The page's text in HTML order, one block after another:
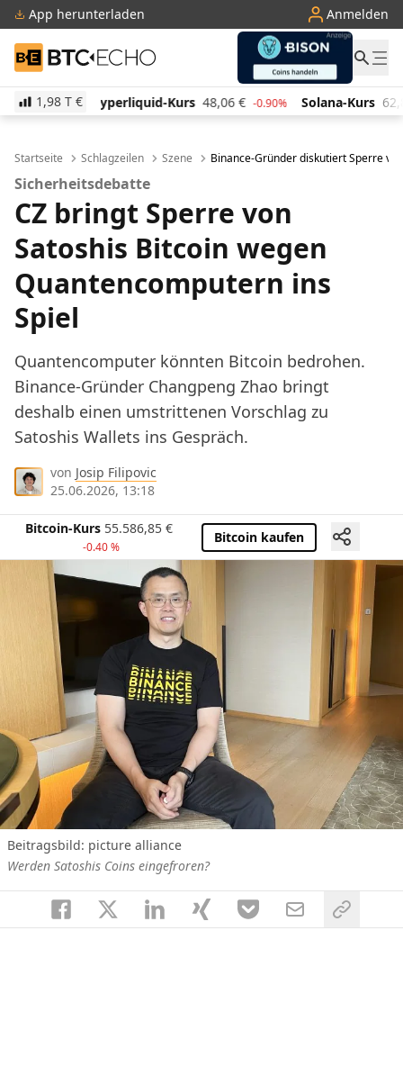
App herunterladen Anmelden
BTC-ECHO
1,98 T €
Kurs 48,06 € -0.90% Solana-Kurs 62,88 € -1.20% TRON-
Startseite Schlagzeilen Szene Binance-Gründer diskutiert Sperre
Sicherheitsdebatte
CZ bringt Sperre von
Satoshis Bitcoin wegen
Quantencomputern ins
Spiel
Quantencomputer könnten Bitcoin bedrohen.
Binance-Gründer Changpeng Zhao bringt
deshalb einen umstrittenen Vorschlag zu
Satoshis Wallets ins Gespräch.
von Josip Filipovic
25.06.2026, 13:18
Bitcoin-Kurs 55.586,85 €
-0.40 %
Bitcoin kaufen
Beitragsbild: picture alliance
Werden Satoshis Coins eingefroren?